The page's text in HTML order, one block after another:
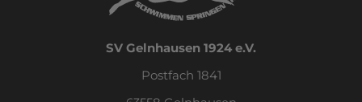
SV Gelnhausen 1924 e.V.
Postfach 1841